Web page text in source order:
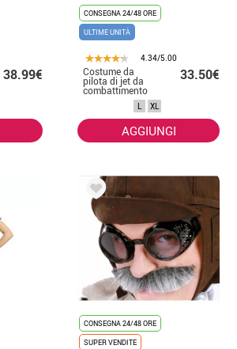
38.99€
CONSEGNA 24/48 ORE
ULTIME UNITÀ
4.34/5.00
Costume da
pilota di jet da
combattimento
33.50€
L XL
AGGIUNGI
CONSEGNA 24/48 ORE
SUPER VENDITE